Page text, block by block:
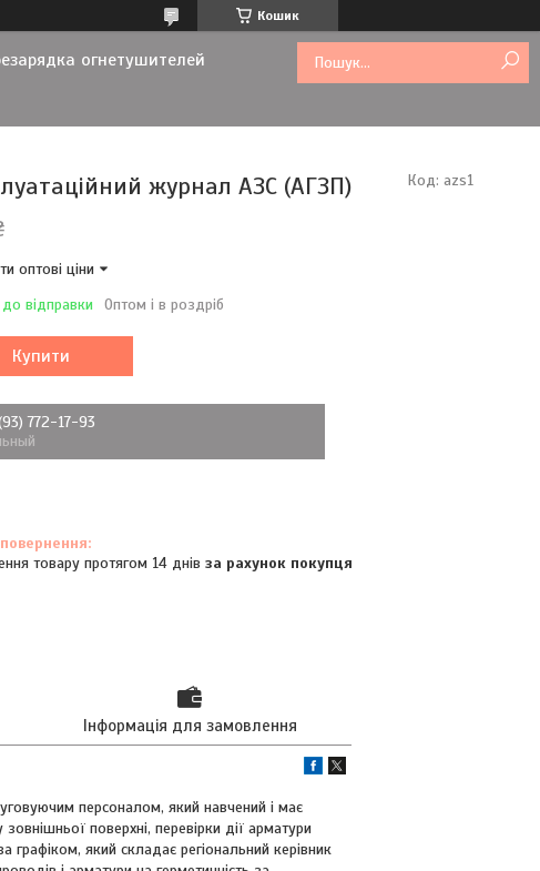
Кошик
огнетушителей
журнал АЗС (АГЗП)
оптові ціни
відправки
Оптом і в роздріб
Код: azs1
Купити
772-17-93
товару протягом 14 днів за рахунок покупця
Інформація для замовлення
персоналом, який навчений і має
поверхні, перевірки дії арматури
графіком, який складає регіональний керівник